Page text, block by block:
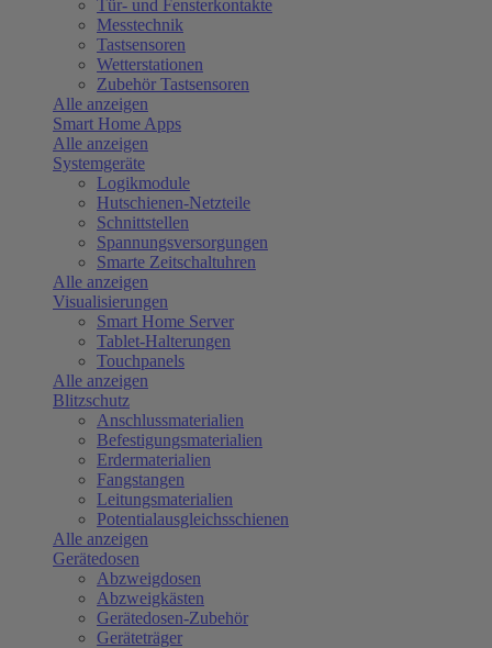
Tür- und Fensterkontakte
Messtechnik
Tastsensoren
Wetterstationen
Zubehör Tastsensoren
Alle anzeigen
Smart Home Apps
Alle anzeigen
Systemgeräte
Logikmodule
Hutschienen-Netzteile
Schnittstellen
Spannungsversorgungen
Smarte Zeitschaltuhren
Alle anzeigen
Visualisierungen
Smart Home Server
Tablet-Halterungen
Touchpanels
Alle anzeigen
Blitzschutz
Anschlussmaterialien
Befestigungsmaterialien
Erdermaterialien
Fangstangen
Leitungsmaterialien
Potentialausgleichsschienen
Alle anzeigen
Gerätedosen
Abzweigdosen
Abzweigkästen
Gerätedosen-Zubehör
Geräteträger